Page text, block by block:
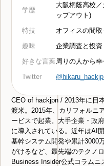
学歴
大阪桐蔭高校
ップアウト)
特技
オフィスの間
趣味
企業調査と投資
好きな言葉周りの人から幸
Twitter
CEO of hackjpn / 2013年に日
渡米。 2015年、 カリフォルニ
ービスで起業。 大手企業・政
に導入されている。近年はAI
基幹システム開発や累計3000
がけるなど、最先端のテクノ
Business Insider公式コラムニ